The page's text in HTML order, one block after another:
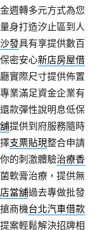
週轉多元方式為您
身打造汐止區到人
發具有享提供數百
密安心新店房屋借
實際尺寸提供佈置
業滿足資金企業有
款彈性說明息低保
提供到府服務隨時
支票貼現整合申請
的刺激體驗治療香
軟膏治療，提供無
當舖過去專做批發
商機台北汽車借款
案輕鬆解決招牌相